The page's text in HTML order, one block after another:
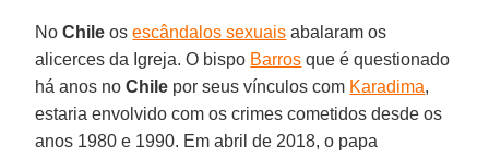
NoChile osescândalos sexuais abalaram os
alicerces da Igreja. O bispo Barros que é questionado
há anos noChile por seus vínculos com Karadima,
estaria envolvido com os crimes cometidos desde os
anos 1980 e 1990. Em abril de 2018, o papa